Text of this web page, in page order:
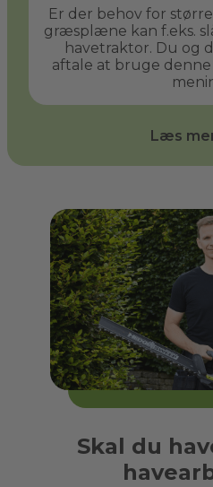
Er der behov for
græsplæne kan f.eks.
havetraktor. Du og
aftale at bruge
Læs
Skal du